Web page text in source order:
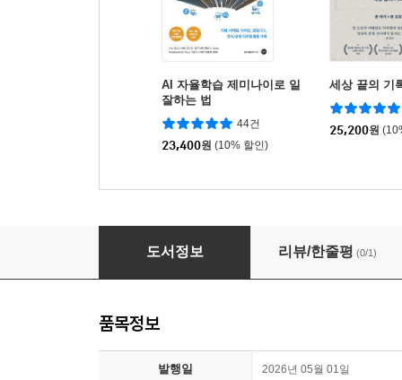
AI 자율학습 제미나이로 일
잘하는 법
44건
23,400원 (10% 할인)
세상 끝의 기
25,200원
프로의 감각이 몸에 착! 붙는 디자인의 기본
도서정보 리뷰/한줄평 (0/1)
품목정보
발행일 2026년 05월 01일